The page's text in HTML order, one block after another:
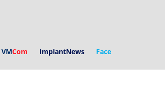
VMCom ImplantNews Face
Parceiros Expediente